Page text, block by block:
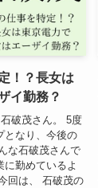
！？長女は
イ勤務？
破茂さん。 5度
となり、今後の
な石破茂さんで
勤めているよ
回は、 石破茂の